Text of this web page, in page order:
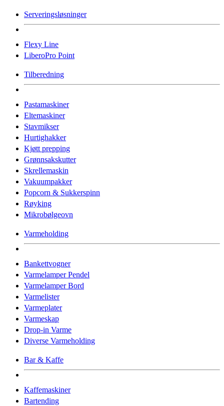
Serveringsløsninger
Flexy Line
LiberoPro Point
Tilberedning
Pastamaskiner
Eltemaskiner
Stavmikser
Hurtighakker
Kjøtt prepping
Grønnsakskutter
Skrellemaskin
Vakuumpakker
Popcorn & Sukkerspinn
Røyking
Mikrobølgeovn
Varmeholding
Bankettvogner
Varmelamper Pendel
Varmelamper Bord
Varmelister
Varmeplater
Varmeskap
Drop-in Varme
Diverse Varmeholding
Bar & Kaffe
Kaffemaskiner
Bartending